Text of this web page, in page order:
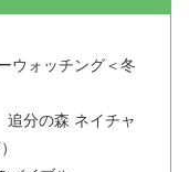
ウォッチング＜冬
分の森 ネイチャ